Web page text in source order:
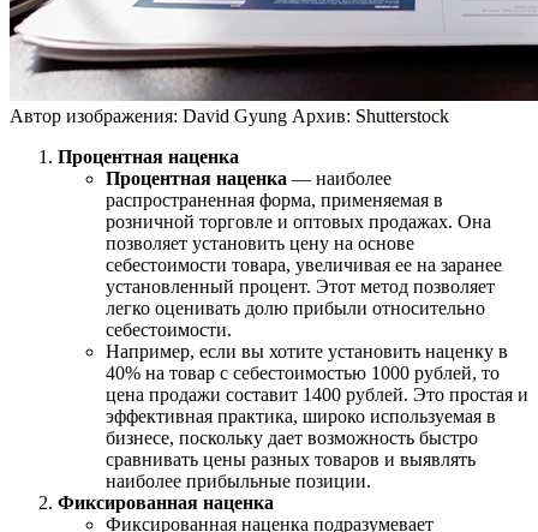
Автор изображения: David Gyung Архив: Shutterstock
Процентная наценка
Процентная наценка — наиболее
распространенная форма, применяемая в
розничной торговле и оптовых продажах. Она
позволяет установить цену на основе
себестоимости товара, увеличивая ее на заранее
установленный процент. Этот метод позволяет
легко оценивать долю прибыли относительно
себестоимости.
Например, если вы хотите установить наценку в
40% на товар с себестоимостью 1000 рублей, то
цена продажи составит 1400 рублей. Это простая и
эффективная практика, широко используемая в
бизнесе, поскольку дает возможность быстро
сравнивать цены разных товаров и выявлять
наиболее прибыльные позиции.
Фиксированная наценка
Фиксированная наценка подразумевает